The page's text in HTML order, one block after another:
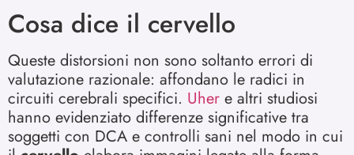
Cosa dice il cervello
Queste distorsioni non sono soltanto errori di
valutazione razionale: affondano le radici in
circuiti cerebrali specifici. Uher e altri studiosi
hanno evidenziato differenze significative tra
soggetti con DCA e controlli sani nel modo in cui